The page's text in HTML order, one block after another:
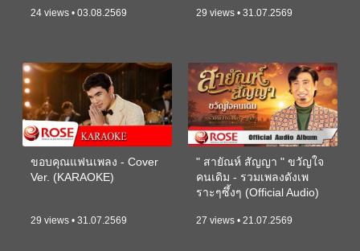
24 views • 03.08.2569 29 views • 31.07.2569
ขอบคุณแฟนเพลง - Cover
Ver. (KARAOKE)
29 views • 31.07.2569
" สายัณห์ สัญญา " ขวัญใจ
คนเดิม - รวมเพลงดังเพ
ราะๆซึ้งๆ (Official Audio)
27 views • 21.07.2569